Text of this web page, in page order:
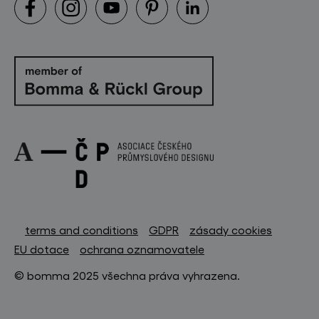
terms and conditions GDPR
zásady cookies
EU dotace
ochrana oznamovatele
© bomma 2025 všechna práva vyhrazena.